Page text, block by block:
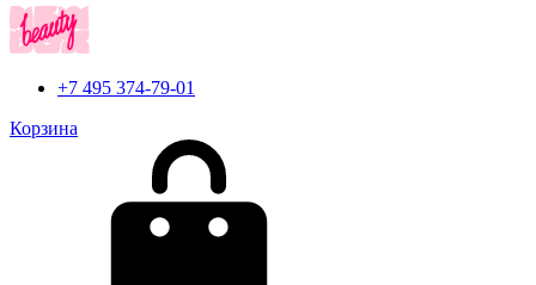
+7 495 374-79-01
Корзина